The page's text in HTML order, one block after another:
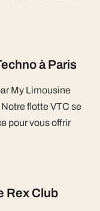
à Paris
My Limousine
flotte VTC se
pour vous offrir
Rex Club